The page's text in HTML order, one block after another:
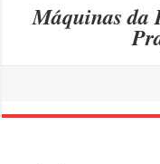
Máquinas da